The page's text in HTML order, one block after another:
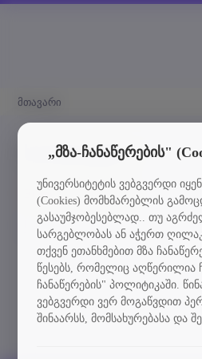
მთავარი
სიახლეები
Element is not found
სიახლეებში დაბრუნება
„მზა-ჩანაწერების"
უნივერსიტეტის ვებგვერდი
(Cookies) მომხმარებლის
გასაუმჯობესებლად.. თუ
სარგებლობას ან აჭერთ
თქვენ ეთანხმებით მზა
წესებს, რომელიც აღწერილია
ჩანაწერების" პოლიტიკაში.
ვებგვერდი ვერ მოგაწვდით
შინაარსს, მომსახურებასა და